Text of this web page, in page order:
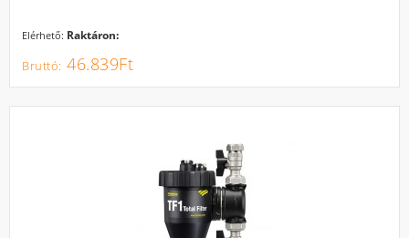
Elérhető: Raktáron:
46.839Ft